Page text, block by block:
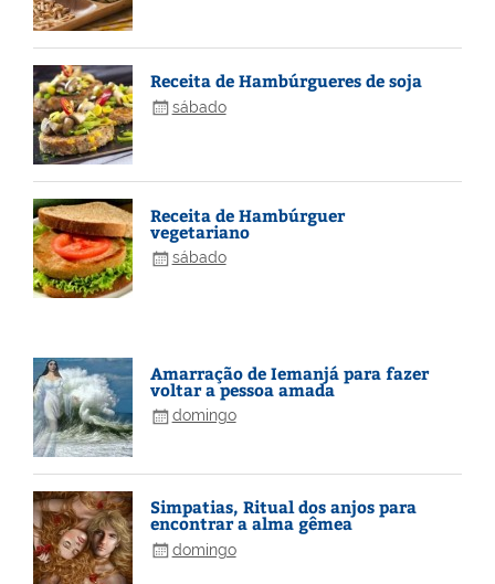
Receita de Hambúrgueres de soja
sábado
Receita de Hambúrguer
vegetariano
sábado
Amarração de Iemanjá para fazer
voltar a pessoa amada
domingo
Simpatias, Ritual dos anjos para
encontrar a alma gêmea
domingo